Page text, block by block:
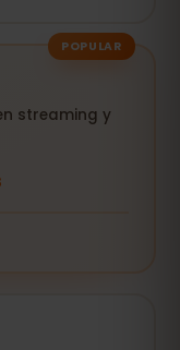
POPULAR
streaming y